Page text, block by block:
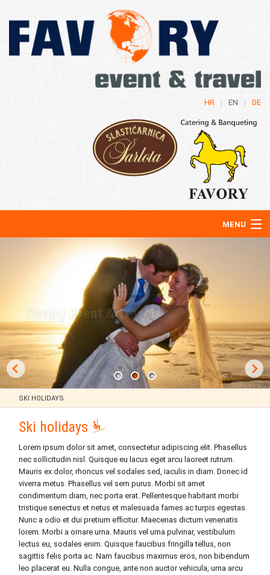
HR | EN | DE
MENU
Airline tickets and transfers
Congresses
Weddings
Event management
Favory Event & Travel
SKI HOLIDAYS
Ski holidays
Lorem ipsum dolor sit amet, consectetur adipiscing elit. Phasellus
nec sollicitudin nisl. Quisque eu lacus eget arcu laoreet rutrum.
Mauris ex dolor, rhoncus vel sodales sed, iaculis in diam. Donec id
viverra metus. Phasellus vel sem purus. Morbi sit amet
condimentum diam, nec porta erat. Pellentesque habitant morbi
tristique senectus et netus et malesuada fames ac turpis egestas.
Nunc a odio et dui pretium efficitur. Maecenas dictum venenatis
lorem. Morbi a ornare urna. Mauris vel urna pulvinar, vestibulum
lectus eu, sodales enim. Quisque faucibus fringilla tellus, non
sagittis felis porta ac. Nam faucibus maximus eros, non bibendum
leo placerat eu. Nulla congue, ante non auctor vehicula, urna arcu